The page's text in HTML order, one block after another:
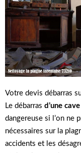
Votre devis débarras
Le débarras d’une
dangereuse si l’on ne
nécessaires sur la
accidents et les